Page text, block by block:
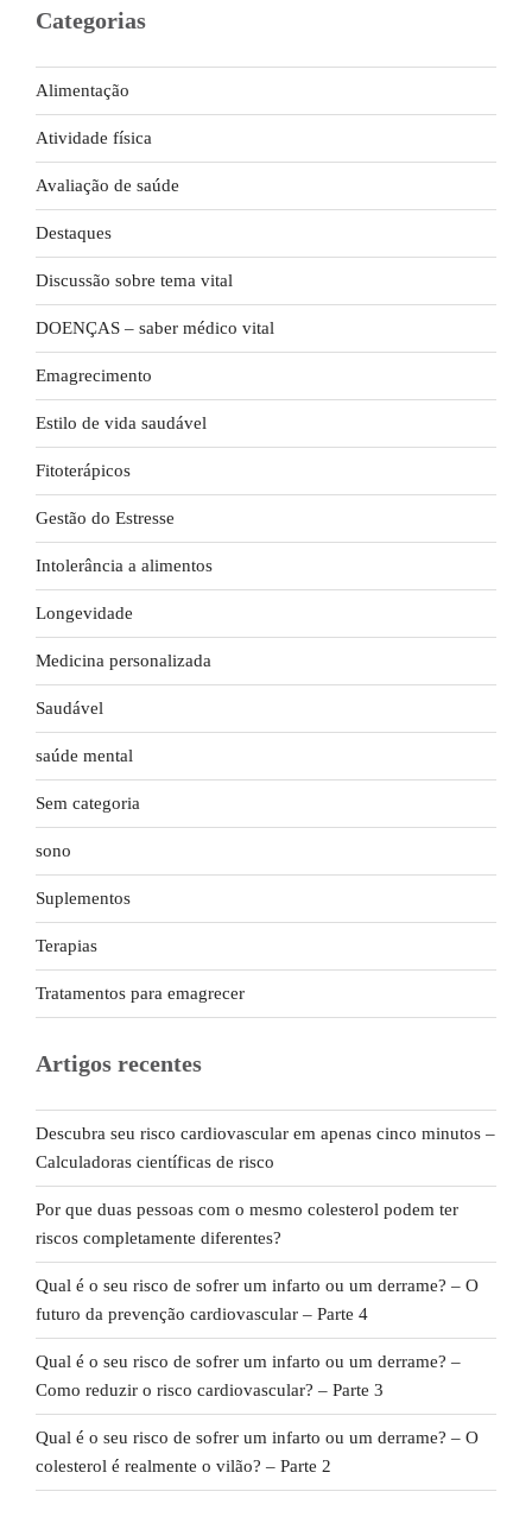
Categorias
Alimentação
Atividade física
Avaliação de saúde
Destaques
Discussão sobre tema vital
DOENÇAS – saber médico vital
Emagrecimento
Estilo de vida saudável
Fitoterápicos
Gestão do Estresse
Intolerância a alimentos
Longevidade
Medicina personalizada
Saudável
saúde mental
Sem categoria
sono
Suplementos
Terapias
Tratamentos para emagrecer
Artigos recentes
Descubra seu risco cardiovascular em apenas cinco minutos –
Calculadoras científicas de risco
Por que duas pessoas com o mesmo colesterol podem ter
riscos completamente diferentes?
Qual é o seu risco de sofrer um infarto ou um derrame? – O
futuro da prevenção cardiovascular – Parte 4
Qual é o seu risco de sofrer um infarto ou um derrame? –
Como reduzir o risco cardiovascular? – Parte 3
Qual é o seu risco de sofrer um infarto ou um derrame? – O
colesterol é realmente o vilão? – Parte 2